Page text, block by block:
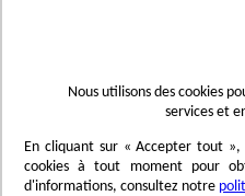
Nous utilisons des cookies
services et
En cliquant sur « Accepter tout »,
cookies à tout moment pour
d'informations, consultez notre
International
Italiano
Nederlands
Deutsch